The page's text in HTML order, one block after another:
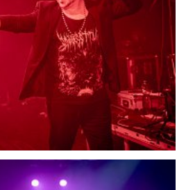
DSC06617